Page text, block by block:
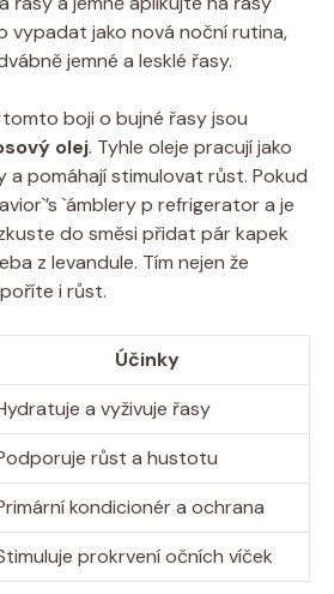
vypadat jako nová noční ‍rutina,
jemné a lesklé​ řasy.
boji o bujné řasy jsou
olej.‌ Tyhle ⁢oleje⁤ pracují jako
a pomáhají stimulovat⁣ růst. Pokud‌
`ámblery p ‌refrigerator a je
do⁤ směsi ⁣přidat‍ pár kapek
​z levandule. Tím nejen⁤ že
i ⁢růst.
Účinky
a vyživuje řasy
‌růst a hustotu
kondicionér⁤ a ochrana
prokrvení očních víček